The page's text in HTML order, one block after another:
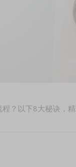
？以下8大秘诀，